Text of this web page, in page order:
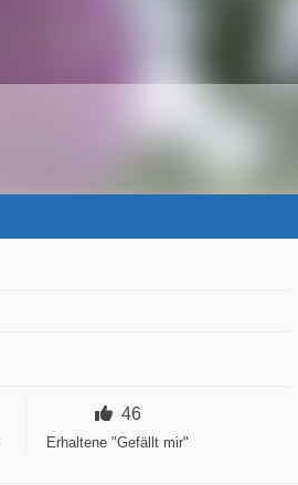
46
Erhaltene "Gefällt mir"